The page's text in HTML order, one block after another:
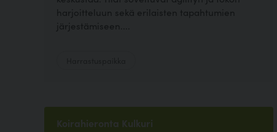
harjoitteluun sekä erilaisten tapahtumien
järjestämiseen....
Koirahieronta Kulkuri